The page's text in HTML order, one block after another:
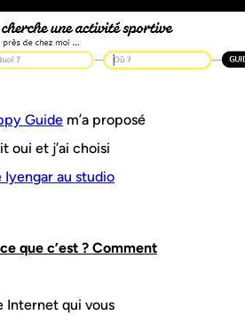
Guide m’a proposé
oui et j’ai choisi
Iyengar au studio
que c’est ? Comment
Internet qui vous